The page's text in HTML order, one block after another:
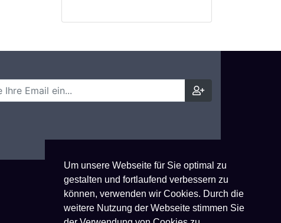
Um unsere Webseite für Sie optimal zu
gestalten und fortlaufend verbessern zu
können, verwenden wir Cookies. Durch die
weitere Nutzung der Webseite stimmen Sie